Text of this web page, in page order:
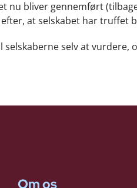
nu bliver gennemført
at selskabet har truffet
selv at vurdere,
Om os